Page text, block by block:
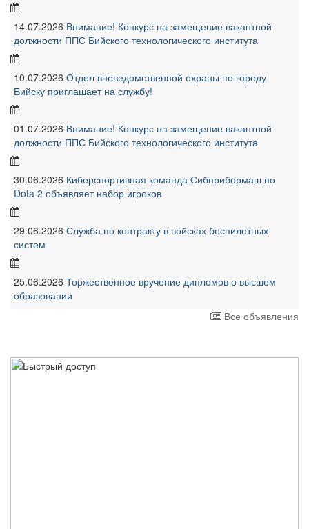
14.07.2026 Внимание! Конкурс на замещение вакантной
должности ППС Бийского технологического института
10.07.2026 Отдел вневедомственной охраны по городу
Бийску приглашает на службу!
01.07.2026 Внимание! Конкурс на замещение вакантной
должности ППС Бийского технологического института
30.06.2026 Киберспортивная команда Сибприбормаш по
Dota 2 объявляет набор игроков
29.06.2026 Служба по контракту в войсках беспилотных
систем
25.06.2026 Торжественное вручение дипломов о высшем
образовании
Все объявления